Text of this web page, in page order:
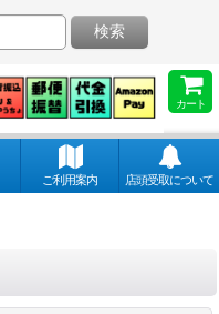
カート
検索
ご利用案内 店頭受取について